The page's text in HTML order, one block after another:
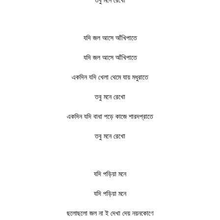
যদি জল আসে আঁখিপাতে
যদি জল আসে আঁখিপাতে
একদিন যদি খেলা থেমে যায় মধুরাতে
তবু মনে রেখো
একদিন যদি বাধা পড়ে কাজে শারদপ্রাতে
তবু মনে রেখো
যদি পড়িয়া মনে
যদি পড়িয়া মনে
ছলোছলো জল না ই দেখা দেয় নয়নকোণে